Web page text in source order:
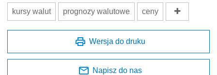
kursy walut prognozy walutowe ceny
Wersja do druku
Napisz do nas